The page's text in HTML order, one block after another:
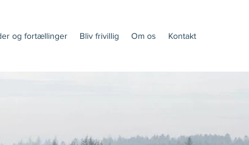
og fortællinger Bliv frivillig Om os Kontakt